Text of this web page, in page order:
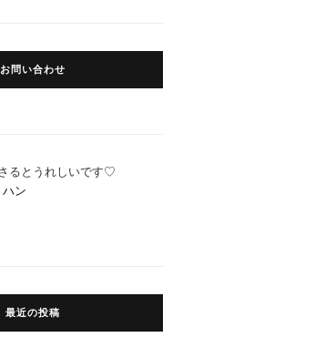
お問い合わせ
るとうれしいです♡
最近の投稿